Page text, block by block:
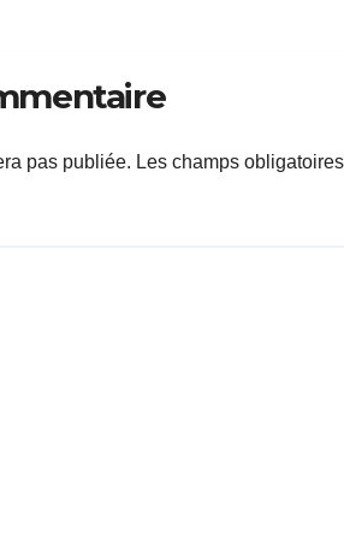
pas publiée. Les champs